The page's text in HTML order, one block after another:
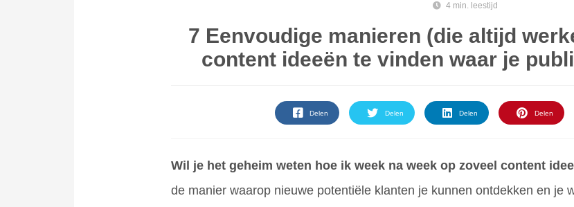
4 min. leestijd
7 Eenvoudige manieren (die altijd
content ideeën te vinden waar je
Delen Delen Delen Delen
Wil je het geheim weten hoe ik week na week op zoveel content
de manier waarop nieuwe potentiële klanten je kunnen ontdekken en je